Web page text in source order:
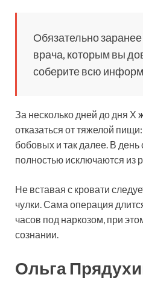
Обязательно
врача, которым вы
соберите всю
За несколько дней до дня
отказаться от тяжелой
бобовых и так далее. В
полностью исключаются из
Не вставая с кровати
чулки. Сама операция
часов под наркозом, при
сознании.
Ольга